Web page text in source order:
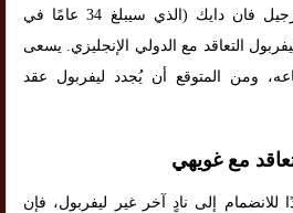
إيجاد بديل طويل الأمد لفيرجيل فان دايك (الذي سيبلغ 34 عامًا في
التعاقد مع الدولي الإنجليزي. يسعى
ومن المتوقع أن يُجدد ليفربول عقد
مع غويهي
إلى نادٍ آخر غير ليفربول، فإن